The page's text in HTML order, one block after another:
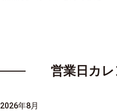
営業日カ
2026年8月